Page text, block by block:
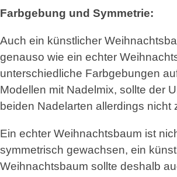
Farbgebung und Symmetrie:
Auch ein künstlicher
genauso wie ein echter
unterschiedliche Farbgebungen
Modellen mit Nadelmix, sollte der
beiden Nadelarten allerdings nicht
Ein echter Weihnachtsbaum ist
symmetrisch gewachsen, ein
Weihnachtsbaum sollte deshalb